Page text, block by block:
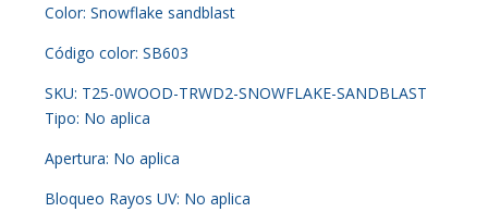
Color: Snowflake sandblast
Código color: SB603
SKU: T25-0WOOD-TRWD2-SNOWFLAKE-SANDBLAST
Tipo: No aplica
Apertura: No aplica
Bloqueo Rayos UV: No aplica